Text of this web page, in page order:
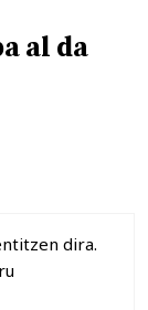
al da
dira.